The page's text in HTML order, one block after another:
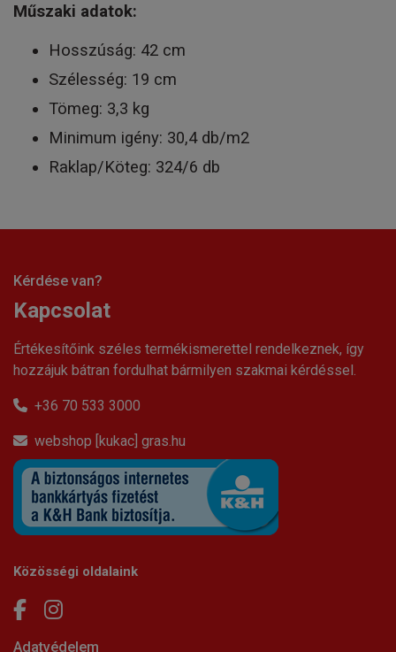
Műszaki adatok:
Hosszúság: 42 cm
Szélesség: 19 cm
Tömeg: 3,3 kg
Minimum igény: 30,4 db/m2
Raklap/Köteg: 324/6 db
Kérdése van?
Kapcsolat
Értékesítőink széles termékismerettel rendelkeznek, így
hozzájuk bátran fordulhat bármilyen szakmai kérdéssel.
+36 70 533 3000
webshop [kukac] gras.hu
Közösségi oldalaink
Adatvédelem